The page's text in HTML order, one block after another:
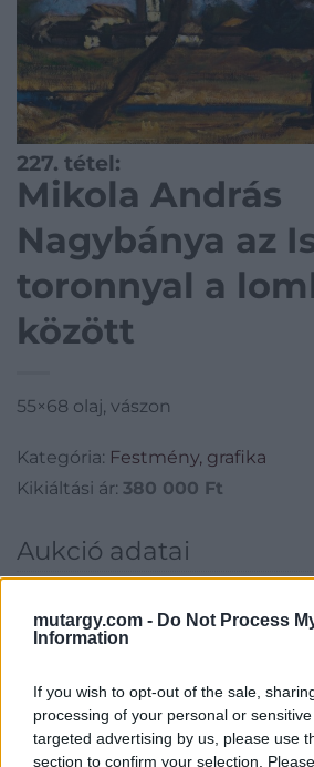
mutargy.com - Do Not Process
Information
If you wish to opt-out of the sale,
processing of your personal or
targeted advertising by us, please use
section to confirm your selection.
227. tétel:
Mikola András
Nagybánya az
toronnyal a
között
55×68 olaj, vászon
Kategória: Festmény, grafika
Kikiáltási ár: 380 000 Ft
Aukció adatai
Aukció dátuma: 2017.10.14
Aukció helye: Budapest Kongresszusi
Tételszám: 227